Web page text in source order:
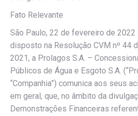
Fato Relevante
São Paulo, 22 de fevereiro de 2022
disposto na Resolução CVM nº 44
2021, a Prolagos S.A. –
Públicos de Água e Esgoto S.A.
“Companhia”) comunica aos seus
em geral, que, no âmbito da
Demonstrações Financeiras